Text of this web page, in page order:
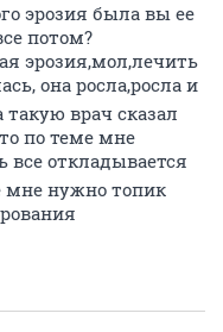
эрозия была вы ее
потом?
эрозия,мол,лечить
она росла,росла и
такую врач сказал
по теме мне
все откладывается
мне нужно топик